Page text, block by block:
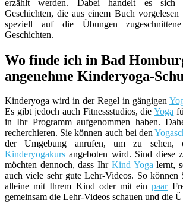
erzählt werden. Dabei handelt es sich
Geschichten, die aus einem Buch
speziell auf die Übungen
Geschichten.
Wo finde ich in Bad
angenehme Kinderyoga-
Kinderyoga wird in der Regel in gängigen
Es gibt jedoch auch Fitnessstudios, dieYoga
in Ihr Programm aufgenommen haben.
recherchieren. Sie können auch bei den
der Umgebung anrufen, um zu
Kinderyogakurs angeboten wird. Sind diese
möchten dennoch, dass Ihr Kind Yogalernt,
auch viele sehr gute Lehr-Videos. So können
alleine mit Ihrem Kind oder mit einpaar
gemeinsam die Lehr-Videos schauen und die